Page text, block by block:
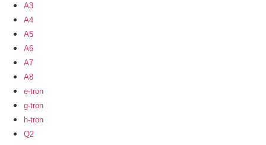
A3
A4
A5
A6
A7
A8
e-tron
g-tron
h-tron
Q2